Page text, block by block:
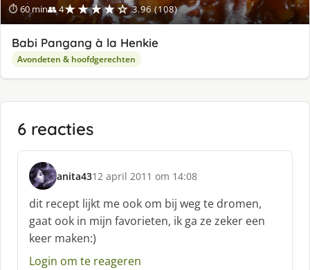
⏱ 60 min👥 4★★★★☆ 3.96 (108)
Babi Pangang à la Henkie
Avondeten & hoofdgerechten
6 reacties
anita43
s
h
r
e
e
12 april 2011 om 14:08
dit recept lijkt me ook om bij weg te dromen,
gaat ook in mijn favorieten, ik ga ze zeker een
keer maken:)
Login om te reageren